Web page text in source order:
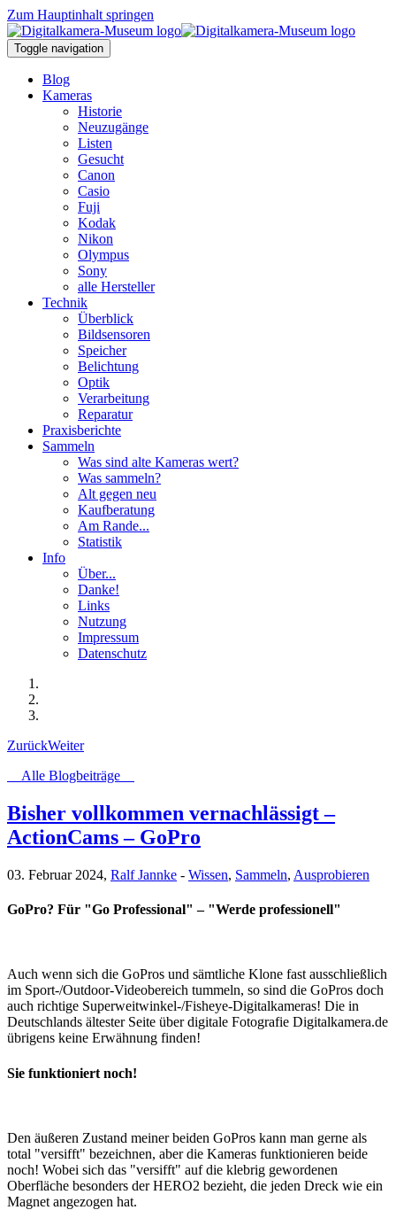
Zum Hauptinhalt springen
Toggle navigation
Blog
Kameras
Historie
Neuzugänge
Listen
Gesucht
Canon
Casio
Fuji
Kodak
Nikon
Olympus
Sony
alle Hersteller
Technik
Überblick
Bildsensoren
Speicher
Belichtung
Optik
Verarbeitung
Reparatur
Praxisberichte
Sammeln
Was sind alte Kameras wert?
Was sammeln?
Alt gegen neu
Kaufberatung
Am Rande...
Statistik
Info
Über...
Danke!
Links
Nutzung
Impressum
Datenschutz
ZurückWeiter
Alle Blogbeiträge
Bisher vollkommen vernachlässigt –
ActionCams – GoPro
03. Februar 2024, Ralf Jannke - Wissen, Sammeln, Ausprobieren
GoPro? Für "Go Professional" – "Werde professionell"
Auch wenn sich die GoPros und sämtliche Klone fast ausschließlich
im Sport-/Outdoor-Videobereich tummeln, so sind die GoPros doch
auch richtige Superweitwinkel-/Fisheye-Digitalkameras! Die in
Deutschlands ältester Seite über digitale Fotografie Digitalkamera.de
übrigens keine Erwähnung finden!
Sie funktioniert noch!
Den äußeren Zustand meiner beiden GoPros kann man gerne als
total "versifft" bezeichnen, aber die Kameras funktionieren beide
noch! Wobei sich das "versifft" auf die klebrig gewordenen
Oberfläche besonders der HERO2 bezieht, die jeden Dreck wie ein
Magnet angezogen hat.